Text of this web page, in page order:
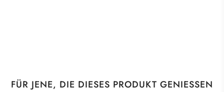
FÜR JENE, DIE DIESES PRODUKT GENIESSEN